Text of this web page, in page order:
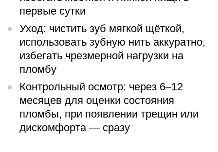
первые сутки
Уход: чистить зуб мягкой щёткой,
использовать зубную нить аккуратно,
избегать чрезмерной нагрузки на
пломбу
Контрольный осмотр: через 6–12
месяцев для оценки состояния
пломбы, при появлении трещин или
дискомфорта — сразу